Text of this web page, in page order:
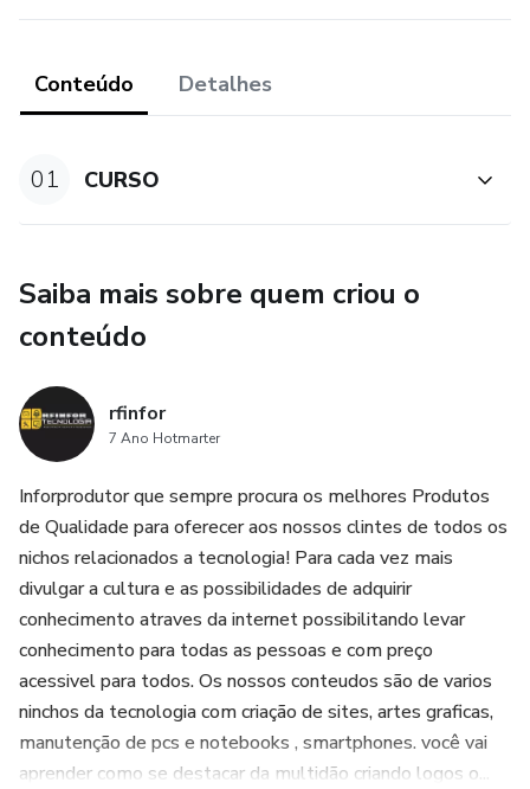
identificar e utilizar palavras-chave de alto desempenho.
Anúncios Persuasivos e Criativos: Aprenda a criar anúncios
que capturam a atenção e incentivam a ação.
Otimização de Orçamento e Lances: Gerencie
retorno sobre o investimento.
Análise de Dados e Relatórios: Utilize ferramentas
analíticas para tomar decisões informadas e ajustar suas
estratégias.
Conteúdo Detalhes
01 CURSO
Saiba mais sobre quem criou o
conteúdo
rfinfor
7 Ano Hotmarter
Inforprodutor que sempre procura os melhores Produtos
de Qualidade para oferecer aos nossos clintes de todos os
nichos relacionados a tecnologia! Para cada vez mais
divulgar a cultura e as possibilidades de adquirir
conhecimento atraves da internet possibilitando levar
conhecimento para todas as pessoas e com preço
acessivel para todos. Os nossos conteudos são de varios
ninchos da tecnologia com criação de sites, artes graficas,
manutenção de pcs e notebooks , smartphones. você vai
aprender como se destacar da multidão criando logos o...